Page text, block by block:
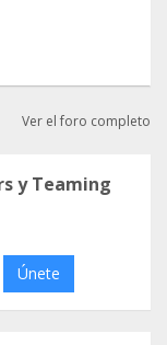
Ver el foro completo
y Teaming
Únete